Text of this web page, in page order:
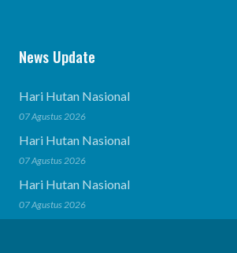
News Update
Hari Hutan Nasional
07 Agustus 2026
Hari Hutan Nasional
07 Agustus 2026
Hari Hutan Nasional
07 Agustus 2026